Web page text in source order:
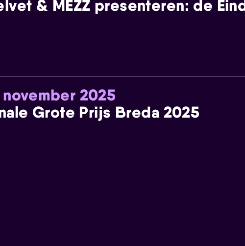
& MEZZ presenteren: de
november 2025
Grote Prijs Breda 2025